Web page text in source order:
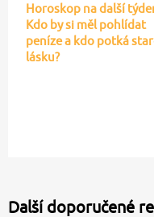
Horoskop na další
Kdo by si měl pohlídat
peníze a kdo potká
lásku?
Další doporučené